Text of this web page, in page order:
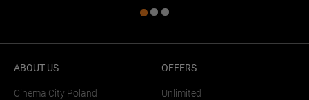
ABOUT US
Cinema City Poland
OFFERS
Unlimited